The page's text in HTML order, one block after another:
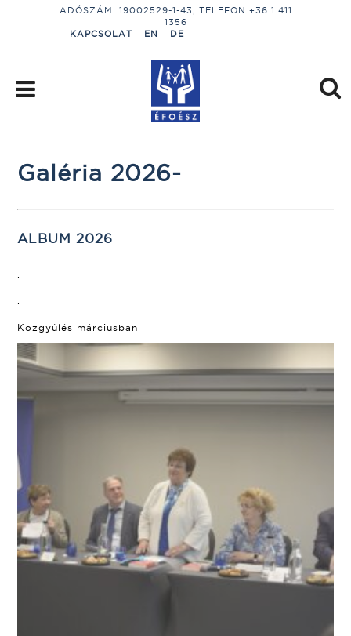
ADÓSZÁM: 19002529-1-43; TELEFON:+36 1 411
1356
KAPCSOLAT
EN DE
Galéria 2026-
ALBUM 2026
.
.
Közgyűlés márciusban